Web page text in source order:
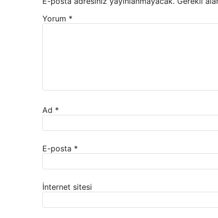
Yorum *
Ad *
E-posta *
İnternet sitesi